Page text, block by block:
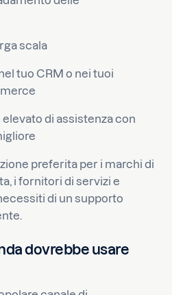
scala
tuo CRM o nei tuoi
di assistenza con
preferita per i marchi di
i fornitori di servizi e
di un supporto
dovrebbe usare